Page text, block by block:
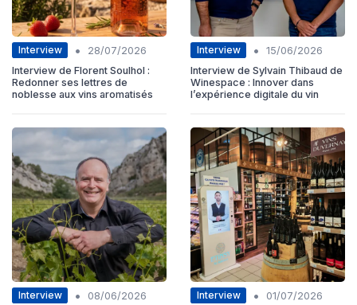
Interview •
28/07/2026
Interview de Florent Soulhol :
Redonner ses lettres de
noblesse aux vins aromatisés
Interview •
15/06/2026
Interview de Sylvain Thibaud de
Winespace : Innover dans
l’expérience digitale du vin
Interview •
08/06/2026
Interview •
01/07/2026